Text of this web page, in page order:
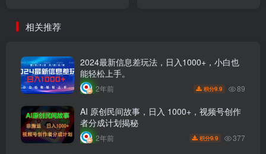
相关推荐
2024最新信息差玩法，日入1000+，小白也
能轻松上手。
2年前 积分9.9 89
AI 原创民间故事，日入 1000+，视频号创作
者分成计划揭秘
2年前 积分9.9 377